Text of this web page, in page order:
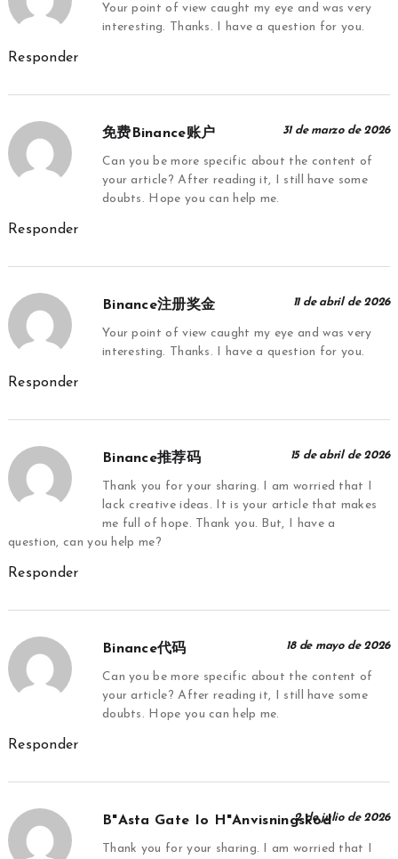
Your point of view caught my eye and was very
interesting. Thanks. I have a question for you.
Responder
免费Binance账户 31 de marzo de 2026
Can you be more specific about the content of
your article? After reading it, I still have some
doubts. Hope you can help me.
Responder
Binance注册奖金 11 de abril de 2026
Your point of view caught my eye and was very
interesting. Thanks. I have a question for you.
Responder
Binance推荐码 15 de abril de 2026
Thank you for your sharing. I am worried that I
lack creative ideas. It is your article that makes
me full of hope. Thank you. But, I have a
question, can you help me?
Responder
Binance代码 18 de mayo de 2026
Can you be more specific about the content of
your article? After reading it, I still have some
doubts. Hope you can help me.
Responder
B"asta Gate Io H"anvisningskod2 de julio de 2026
Thank you for your sharing. I am worried that I